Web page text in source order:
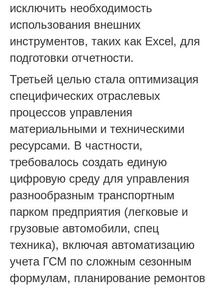
исключить необходимость
использования внешних
инструментов, таких как Excel, для
подготовки отчетности.
Третьей целью стала оптимизация
специфических отраслевых
процессов управления
материальными и техническими
ресурсами. В частности,
требовалось создать единую
цифровую среду для управления
разнообразным транспортным
парком предприятия (легковые и
грузовые автомобили, спец
техника), включая автоматизацию
учета ГСМ по сложным сезонным
формулам, планирование ремонтов